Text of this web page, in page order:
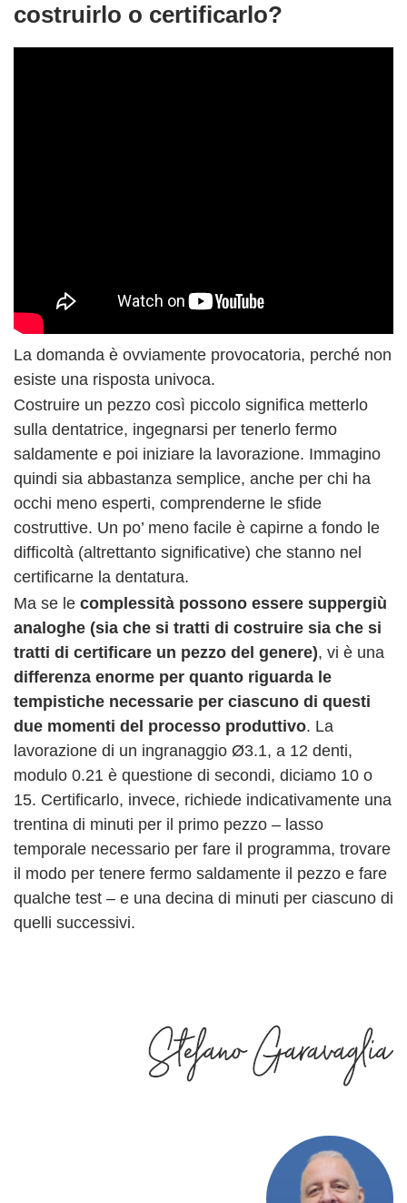
costruirlo o certificarlo?
La domanda è ovviamente provocatoria, perché non
esiste una risposta univoca.
Costruire un pezzo così piccolo significa metterlo
sulla dentatrice, ingegnarsi per tenerlo fermo
saldamente e poi iniziare la lavorazione. Immagino
quindi sia abbastanza semplice, anche per chi ha
occhi meno esperti, comprenderne le sfide
costruttive. Un po’ meno facile è capirne a fondo le
difficoltà (altrettanto significative) che stanno nel
certificarne la dentatura.
Ma se le complessità possono essere suppergiù
analoghe (sia che si tratti di costruire sia che si
tratti di certificare un pezzo del genere), vi è una
differenza enorme per quanto riguarda le
tempistiche necessarie per ciascuno di questi
due momenti del processo produttivo. La
lavorazione di un ingranaggio Ø3.1, a 12 denti,
modulo 0.21 è questione di secondi, diciamo 10 o
15. Certificarlo, invece, richiede indicativamente una
trentina di minuti per il primo pezzo – lasso
temporale necessario per fare il programma, trovare
il modo per tenere fermo saldamente il pezzo e fare
qualche test – e una decina di minuti per ciascuno di
quelli successivi.